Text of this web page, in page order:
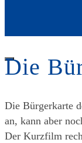
Die
Die Bürgerkarte
an, kann aber
Der Kurzfilm